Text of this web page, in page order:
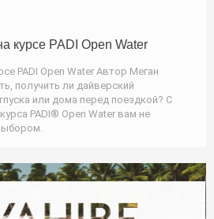
курсе PADI Open Water
PADI Open Water Автор Меган
получить ли дайверский
или дома перед поездкой? С
PADI® Open Water вам не